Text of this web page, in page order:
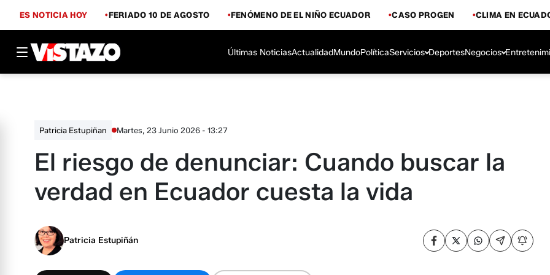
ES NOTICIA HOY FERIADO 10 DE AGOSTO FENÓMENO DE EL NIÑO ECUADOR CASO PROGEN CLIMA EN
Últimas NoticiasActualidadMundoPolíticaServicios DeportesNegocios
Patricia Estupiñan Martes, 23 Junio 2026 - 13:27
El riesgo de denunciar: Cuando buscar la
verdad en Ecuador cuesta la vida
Patricia Estupiñán